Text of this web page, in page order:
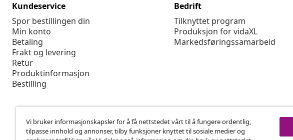
Kundeservice
Spor bestillingen din
Min konto
Betaling
Frakt og levering
Retur
Produktinformasjon
Bestilling
Bedrift
Tilknyttet program
Produksjon for vidaXL
Markedsføringssamarbeid
Vi bruker informasjonskapsler for å få nettstedet vårt til å fungere ordentlig,
tilpasse innhold og annonser, tilby funksjoner knyttet til sosiale medier og